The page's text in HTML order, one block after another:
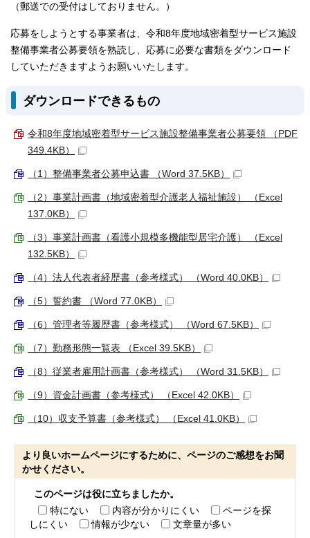
（郵送での受付はしておりません。）
応募をしようとする事業者は、令和8年度地域密着型サービス施設
整備事業者公募要領を熟読し、応募に必要な書類をダウンロード
していただきますようお願いいたします。
ダウンロードできるもの
令和8年度地域密着型サービス施設整備事業者公募要領 （PDF
349.4KB）
（1）整備事業者公募申込書 （Word 37.5KB）
（2）事業計画書（地域密着型介護老人福祉施設） （Excel
137.0KB）
（3）事業計画書（看護小規模多機能型居宅介護） （Excel
132.5KB）
（4）法人代表者経歴書（参考様式） （Word 40.0KB）
（5）誓約書 （Word 77.0KB）
（6）管理者等履歴書（参考様式） （Word 67.5KB）
（7）勤務形態一覧表 （Excel 39.5KB）
（8）従業者雇用計画書（参考様式） （Word 31.5KB）
（9）資金計画書（参考様式） （Excel 42.0KB）
（10）収支予算書（参考様式） （Excel 41.0KB）
より良いホームページにするために、ページのご感想をお聞
かせください。
このページは役に立ちましたか。
特にない
内容が分かりにくい
ページを探
しにくい
情報が少ない 文章量が多い